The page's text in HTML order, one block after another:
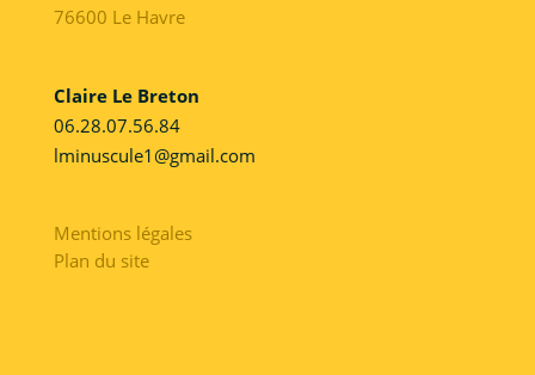
76600 Le Havre
Claire Le Breton
06.28.07.56.84
lminuscule1@gmail.com
Mentions légales
Plan du site